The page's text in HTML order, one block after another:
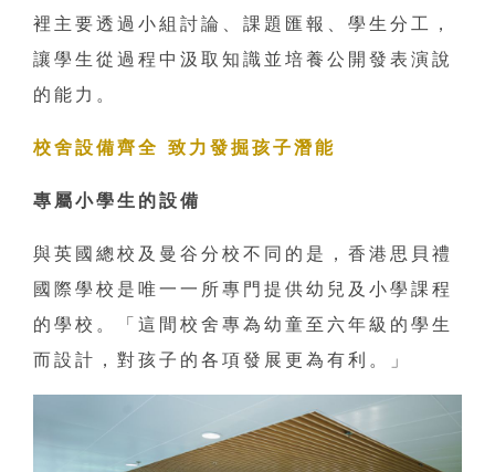
裡主要透過小組討論、課題匯報、學生分工，
讓學生從過程中汲取知識並培養公開發表演說
的能力。
校舍設備齊全 致力發掘孩子潛能
專屬小學生的設備
與英國總校及曼谷分校不同的是，香港思貝禮
國際學校是唯一一所專門提供幼兒及小學課程
的學校。「這間校舍專為幼童至六年級的學生
而設計，對孩子的各項發展更為有利。」